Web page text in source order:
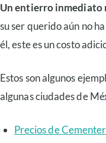
Un entierro inmediato
su ser querido aún no
él, este es un costo
Estos son algunos
algunas ciudades de
Precios de